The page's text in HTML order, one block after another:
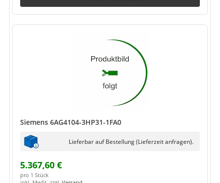
Siemens 6AG4104-3HP31-1FA0
Lieferbar auf Bestellung (Lieferzeit anfragen).
5.367,60 €
pro 1 Stück